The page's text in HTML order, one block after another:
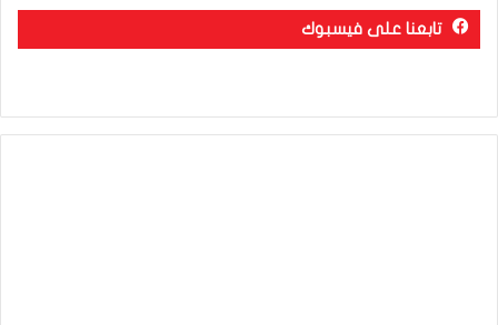
تابعنا على فيسبوك